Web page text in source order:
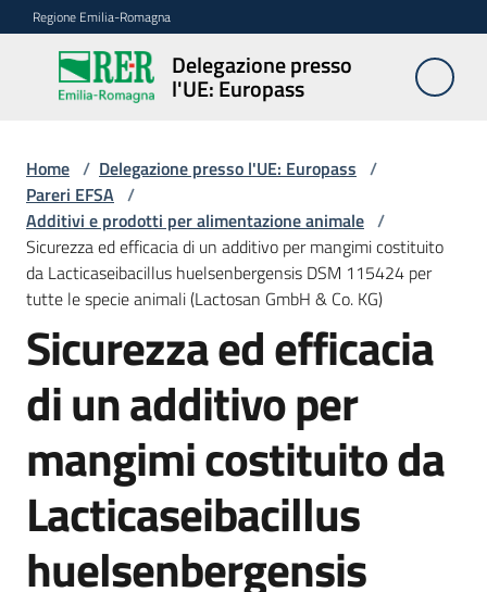
Vai al contenuto
Vai alla navigazione
Vai al footer
Regione Emilia-Romagna
Delegazione presso
l'UE: Europass
Delegazione
presso l'UE:
Novità
Pareri
EFSA
Opportunità
Chi
siamo
Home / Delegazione presso l'UE: Europass /
Pareri EFSA /
Additivi e prodotti per alimentazione animale /
Sicurezza ed efficacia di un additivo per mangimi costituito
da Lacticaseibacillus huelsenbergensis DSM 115424 per
tutte le specie animali (Lactosan GmbH & Co. KG)
Sicurezza ed efficacia
di un additivo per
mangimi costituito da
Lacticaseibacillus
huelsenbergensis